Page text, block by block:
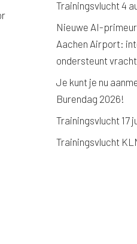
Trainingsvlucht 4
Nieuwe AI-
Aachen Airport:
ondersteunt
Je kunt je nu
Burendag 2026!
Trainingsvlucht 17
Trainingsvlucht